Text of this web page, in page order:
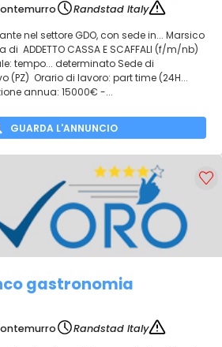
Randstad Italy
nel settore GDO, con sede in... Marsico
ADDETTO CASSA E SCAFFALI (f/m/nb)
tempo... determinato Sede di
(PZ) Orario di lavoro: part time (24H...
annua: 15000€ -...
GUARDA L'ANNUNCIO
gastronomia
Randstad Italy